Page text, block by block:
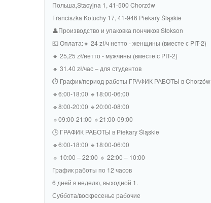
Польша,Stacyjna 1, 41-500 Chorzów
Franciszka Kotuchy 17, 41-946 Piekary Śląskie
👤Производство и упаковка пончиков Stokson
💶 Оплата:🔸 24 zł/ч нетто - женщины (вместе с PIT-2)
🔸 25,25 zł/нетто - мужчины (вместе с PIT-2)
🔸 31.40 zł/час – для студентов
⏱️ График/период работы ГРАФИК РАБОТЫ в Chorzów
🔹6:00-18:00 🔹18:00-06:00
🔹8:00-20:00 🔹20:00-08:00
🔹09:00-21:00 🔹21:00-09:00
🕒 ГРАФИК РАБОТЫ в Piekary Śląskie
🔹6:00-18:00 🔹18:00-06:00
🔹 10:00 – 22:00 🔹 22:00 – 10:00
График работы по 12 часов
6 дней в неделю, выходной 1.
Суббота/воскресенье рабочие